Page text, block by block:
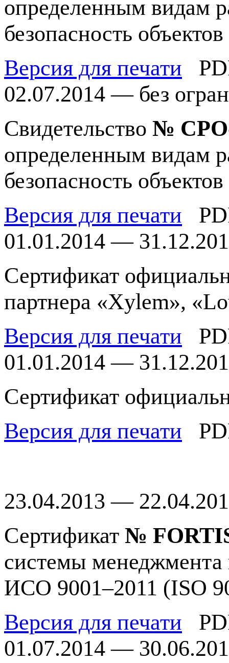
определенным видам
безопасность
Версия для печати
02.07.2014 — без
Свидетельство №
определенным видам
безопасность
Версия для печати
01.01.2014 —
Сертификат
партнера «Xylem»,
Версия для печати
01.01.2014 —
Сертификат
Версия для печати
23.04.2013 —
Сертификат №
системы
ИСО 9001–2011 (ISO
Версия для печати
01.07.2014 —